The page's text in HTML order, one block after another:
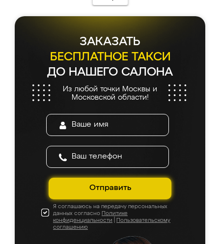
ЗАКАЗАТЬ
БЕСПЛАТНОЕ ТАКСИ
ДО НАШЕГО САЛОНА
Из любой точки Москвы и
Московской области!
Отправить
Я соглашаюсь на передачу персональных
данных согласно Политике
конфиденциальности
Пользовательскому
соглашению